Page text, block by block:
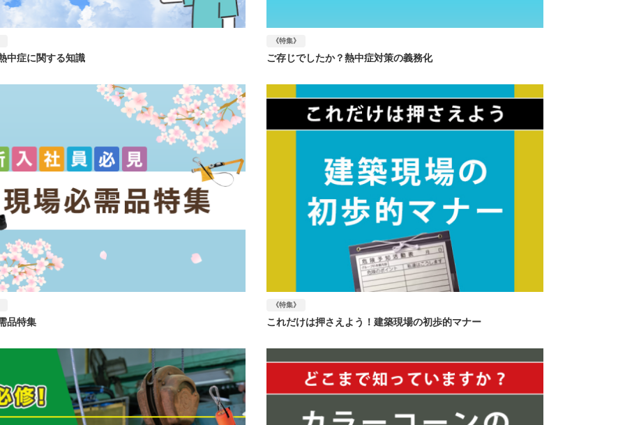
中症に関する知識
《特集》
ご存じでしたか？熱中症対策の義務化
品特集
《特集》
これだけは押さえよう！建築現場の初歩的マナー